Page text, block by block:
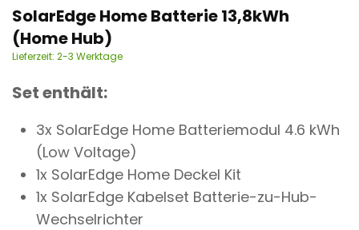
SolarEdge Home Batterie 13,8kWh
(Home Hub)
Lieferzeit: 2-3 Werktage
Set enthält:
3x SolarEdge Home Batteriemodul 4.6 kWh
(Low Voltage)
1x SolarEdge Home Deckel Kit
1x SolarEdge Kabelset Batterie-zu-Hub-
Wechselrichter